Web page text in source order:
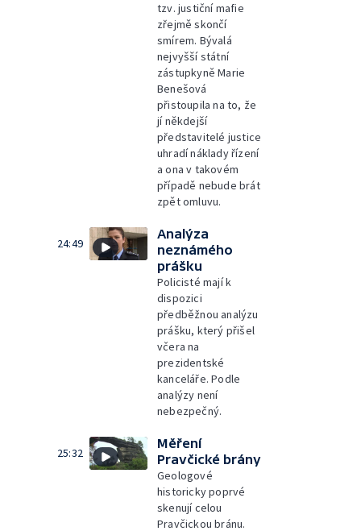
tzv. justiční mafie
zřejmě skončí
smírem. Bývalá
nejvyšší státní
zástupkyně Marie
Benešová
přistoupila na to, že
jí někdejší
představitelé justice
uhradí náklady řízení
a ona v takovém
případě nebude brát
zpět omluvu.
24:49
Analýza
neznámého
prášku
Policisté mají k
dispozici
předběžnou analýzu
prášku, který přišel
včera na
prezidentské
kanceláře. Podle
analýzy není
nebezpečný.
25:32
Měření
Pravčické brány
Geologové
historicky poprvé
skenují celou
Pravčickou bránu.